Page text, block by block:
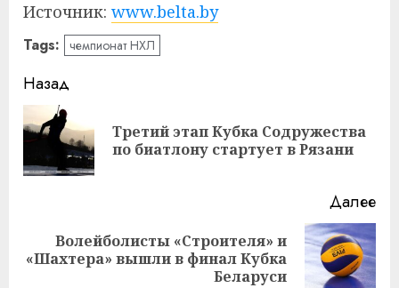
Источник: www.belta.by
Tags: чемпионат НХЛ
Навигация
записи
Назад
Третий этап Кубка Содружества
по биатлону стартует в Рязани
Далее
Следующая
Волейболисты «Строителя» и
«Шахтера» вышли в финал Кубка
Беларуси